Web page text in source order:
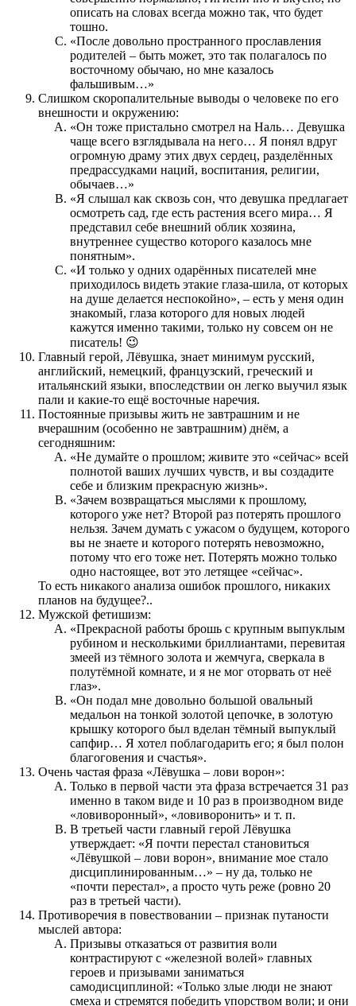
описать на словах всегда можно так, что будет
тошно.
«После довольно пространного прославления
родителей – быть может, это так полагалось по
восточному обычаю, но мне казалось
фальшивым…»
Слишком скоропалительные выводы о человеке по его
внешности и окружению:
«Он тоже пристально смотрел на Наль… Девушка
чаще всего взглядывала на него… Я понял вдруг
огромную драму этих двух сердец, разделённых
предрассудками наций, воспитания, религии,
обычаев…»
«Я слышал как сквозь сон, что девушка предлагает
осмотреть сад, где есть растения всего мира… Я
представил себе внешний облик хозяина,
внутреннее существо которого казалось мне
понятным».
«И только у одних одарённых писателей мне
приходилось видеть этакие глаза-шила, от которых
на душе делается неспокойно», – есть у меня один
знакомый, глаза которого для новых людей
кажутся именно такими, только ну совсем он не
писатель! 😉
Главный герой, Лёвушка, знает минимум русский,
английский, немецкий, французский, греческий и
итальянский языки, впоследствии он легко выучил язык
пали и какие-то ещё восточные наречия.
Постоянные призывы жить не завтрашним и не
вчерашним (особенно не завтрашним) днём, а
сегодняшним:
«Не думайте о прошлом; живите это «сейчас» всей
полнотой ваших лучших чувств, и вы создадите
себе и близким прекрасную жизнь».
«Зачем возвращаться мыслями к прошлому,
которого уже нет? Второй раз потерять прошлого
нельзя. Зачем думать с ужасом о будущем, которого
вы не знаете и которого потерять невозможно,
потому что его тоже нет. Потерять можно только
одно настоящее, вот это летящее «сейчас».
То есть никакого анализа ошибок прошлого, никаких
планов на будущее?..
Мужской фетишизм:
«Прекрасной работы брошь с крупным выпуклым
рубином и несколькими бриллиантами, перевитая
змеей из тёмного золота и жемчуга, сверкала в
полутёмной комнате, и я не мог оторвать от неё
глаз».
«Он подал мне довольно большой овальный
медальон на тонкой золотой цепочке, в золотую
крышку которого был вделан тёмный выпуклый
сапфир… Я хотел поблагодарить его; я был полон
благоговения и счастья».
Очень частая фраза «Лёвушка – лови ворон»:
Только в первой части эта фраза встречается 31 раз
именно в таком виде и 10 раз в производном виде
«ловиворонный», «ловиворонить» и т. п.
В третьей части главный герой Лёвушка
утверждает: «Я почти перестал становиться
«Лёвушкой – лови ворон», внимание мое стало
дисциплинированным…» – ну да, только не
«почти перестал», а просто чуть реже (ровно 20
раз в третьей части).
Противоречия в повествовании – признак путаности
мыслей автора:
Призывы отказаться от развития воли
контрастируют с «железной волей» главных
героев и призывами заниматься
самодисциплиной: «Только злые люди не знают
смеха и стремятся победить упорством воли; и они